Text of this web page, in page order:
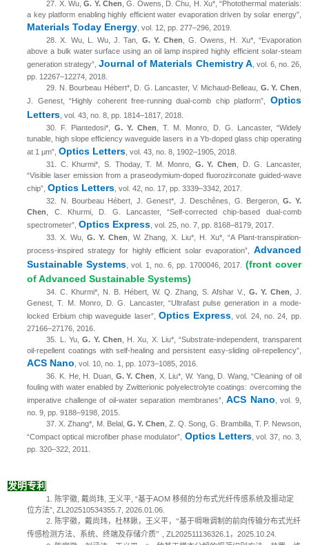
27. X. Wu,G. Y. Chen , G. Owens, D. Chu, H. Xu*, “Photothermal materials:
a key platform enabling highly efficient water evaporation driven by solar energy”,
Materials Today Energy , vol. 12, pp. 277–296, 2019.
28.X. Wu, L. Wu, J. Tan, G. Y. Chen , G. Owens, H. Xu*, “Evaporation
above a bulk water surface using an oil lamp inspired highly efficient solar-steam
generation strategy”,Journal of Materials Chemistry A, vol. 6, no. 26,
pp. 12267–12274, 2018.
29.
N. Bourbeau Hébert*, D. G. Lancaster, V. Michaud-Belleau, G. Y. Chen
J. Genest, “Highly coherent free-running dual-comb chip platform”, Optics
Letters , vol. 43, no. 8, pp. 1814–1817, 2018.
30. F. Piantedosi*,G. Y. Chen , T. M. Monro, D. G. Lancaster, “Widely
tunable, high slope efficiency waveguide lasers in a Yb-doped glass chip operating
at 1 μm”,Optics Letters , vol. 43, no. 8, 1902–1905, 2018.
31. C. Khurmi*, S. Thoday, T. M. Monro, G. Y. Chen , D. G. Lancaster,
“Visible laser emission from a praseodymium-doped fluorozirconate guided-wave
chip”,Optics Letters , vol. 42, no. 17, pp. 3339–3342, 2017.
32.
N. Bourbeau Hébert, J. Genest*, J. Deschênes, G. Bergeron,G. Y.
Chen
, C. Khurmi, D. G. Lancaster, “Self-corrected chip-based dual-comb
spectrometer”,Optics Express , vol. 25, no. 7, pp. 8168–8179, 2017.
33.X. Wu, G. Y. Chen , W. Zhang, X. Liu*, H. Xu*, “A Plant-transpiration-
process-inspired strategy for highly efficient solar evaporation”, Advanced
Sustainable Systems , vol. 1, no. 6, pp. 1700046, 2017.
(front cover
of Advanced Sustainable Systems)
34.C. Khurmi*, N. B. Hébert, W. Q. Zhang, S. Afshar V.,G. Y. Chen , J.
Genest, T. M. Monro, D. G. Lancaster, “Ultrafast pulse generation in a mode-
locked Erbium chip waveguide laser”, Optics Express , vol. 24, no. 24, pp.
27166–27176, 2016.
35.
L. Yu,G. Y. Chen , H. Xu, X. Liu*, “Substrate-independent, transparent
oil-repellent coatings with self-healing and persistent easy-sliding oil-repellency”,
ACS Nano , vol. 10, no. 1, pp. 1073–1085, 2016.
36. K. He, H. Duan, G. Y. Chen , X. Liu*, W. Yang, D. Wang, “Cleaning of oil
fouling with water enabled by Zwitterionic polyelectrolyte coatings: overcoming the
imperative challenge of oil-water separation membranes”,ACS Nano , vol. 9,
no. 9, pp. 9188–9198, 2015.
37.X. Zhang*, M. Belal, G. Y. Chen , Z. Q. Song, G. Brambilla, T. P. Newson,
“Compact optical microfiber phase modulator”, Optics Letters, vol. 37, no. 3,
pp. 320–322, 2011.
发明专利
1. 陈宇徽 ,戴尚玮 王义平 , “基于AOM移频的分布式光纤传感系统及振动定
位方法”, ZL202510534355.7, 2026.01.06.
2.
陈宇徽，戴尚玮，杜林鍬，王义平，“基于啁啾调制的前向传输分布式光纤
传感检测方法、系统、终端及存储介质”
, ZL202511136326.1 ，2025.10.24.